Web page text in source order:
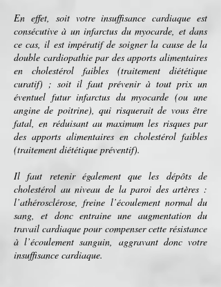
En effet, soit votre insuffisance cardiaque est
consécutive à uninfarctus du myocarde, et dans
ce cas, il est impératif de soigner la cause de la
double cardiopathiepar des apports alimentaires
en cholestérol faibles (traitement diététique
curatif) ; soit il faut prévenir à tout prix un
éventuel futur infarctus du myocarde (ou une
angine de poitrine), qui risquerait de vous être
fatal, en réduisant au maximum les risques par
des apports alimentaires en cholestérol faibles
(traitement diététique préventif).
Il faut retenir également que les dépôts de
cholestérol au niveau de la paroi desartères :
l’athérosclérose, freine l’écoulement normal du
sang, et donc entraine une augmentation du
travail cardiaque pour compenser cette résistance
à l’écoulement sanguin, aggravant donc votre
insuffisance cardiaque.